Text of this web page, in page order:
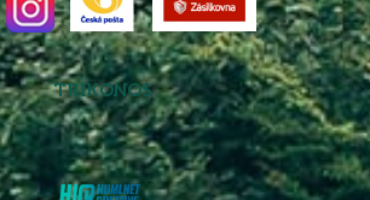
TRIKONOS